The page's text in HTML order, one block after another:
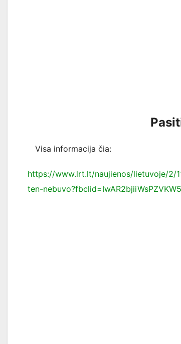
Visa informacija čia:
https://www.lrt.lt/naujienos/lietuvoje/2/
ten-